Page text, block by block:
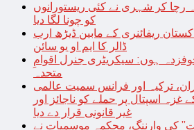
رچا کر شہری نے کئی ریستورانوں
کو چونا لگا دیا
ریفائنری کے مابین ڈیڑھ ارب
ڈالر کا ایم او یو سائن
ہوں: سیکریٹری جنرل اقوامِ
متحدہ
ترکیہ اور فرانس سمیت عالمی
غزہ اسپتال پر حملے کو ناجائز اور
غیر قانونی قرار دے دیا
کی وارننگ، محکمہ موسمیات نے